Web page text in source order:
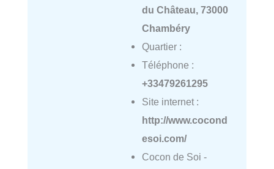
du Château, 73000
Chambéry
Quartier :
Téléphone :
+33479261295
Site internet :
http://www.cocond
esoi.com/
Cocon de Soi -